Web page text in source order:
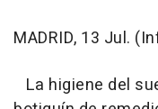
MADRID, 13 Jul.
La higiene del